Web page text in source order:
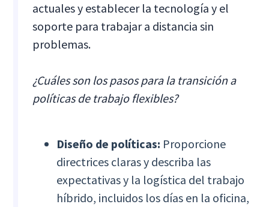
actuales y establecer la tecnología y el
soporte para trabajar a distancia sin
problemas.
¿Cuáles son los pasos para la transición a
políticas de trabajo flexibles?
Diseño de políticas: Proporcione
directrices claras y describa las
expectativas y la logística del trabajo
híbrido, incluidos los días en la oficina,